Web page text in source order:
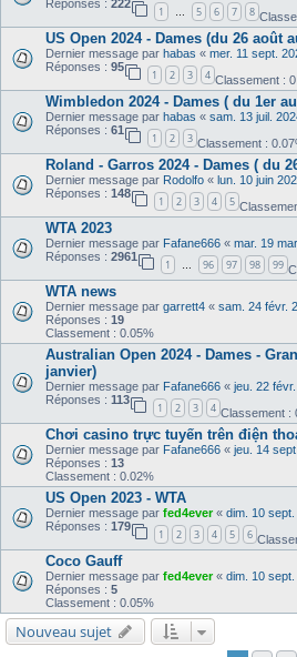
Réponses : 222
1 … 5 6 7 8
US Open 2024 - Dames (du 26 août
Dernier message par habas « mer. 11 sept.
Réponses : 95
1 2 3 4 Classement :
Wimbledon 2024 - Dames ( du 1er
Dernier message par habas « sam. 13 juil.
Réponses : 61
1 2 3 Classement :
Roland - Garros 2024 - Dames ( du
Dernier message par Rodolfo « lun. 10 juin
Réponses : 148
1 2 3 4 5
WTA 2023
Dernier message par Fafane666 « mar. 19
Réponses : 2961
1 … 96 97 98 99
WTA news
Dernier message par garrett4 « sam. 24 févr.
Réponses : 19
Classement : 0.05%
Australian Open 2024 - Dames -
janvier)
Dernier message par Fafane666 « jeu. 22
Réponses : 113
1 2 3 4 Classement :
Chơi casino trực tuyến trên điện
Dernier message par Fafane666 « jeu. 14
Réponses : 13
Classement : 0.02%
US Open 2023 - WTA
Dernier message par fed4ever« dim. 10 sept.
Réponses : 179
1 2 3 4 5 6
Coco Gauff
Dernier message par fed4ever« dim. 10
Réponses : 5
Classement : 0.05%
Nouveau sujet